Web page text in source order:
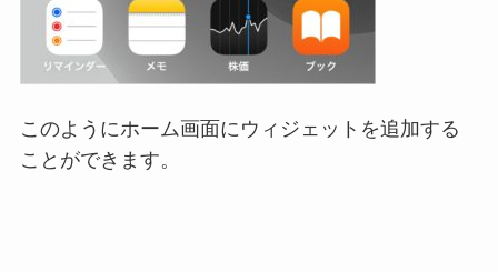
このようにホーム画面にウィジェットを追加する
ことができます。